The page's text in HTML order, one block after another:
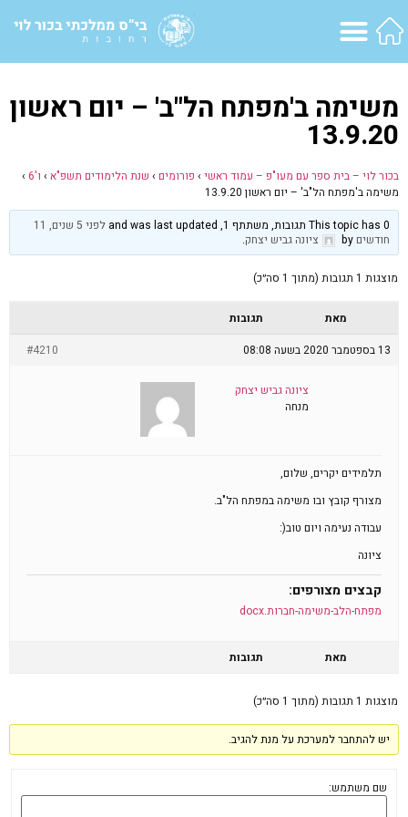
משימה ב'מפתח הל"ב' – יום ראשון
13.9.20
בכור לוי – בית ספר עם מעו"פ – עמוד ראשי › פורומים › שנת הלימודים תשפ"א › ו'6
›
משימה ב'מפתח הל"ב' – יום ראשון 13.9.20
This topic has 0 תגובות, משתתף 1, and was last updated
לפני 5 שנים, 11
חודשים by ציונה גביש יצחק.
מוצגות 1 תגובות (מתוך 1 סה״כ)
מאת
תגובות
13 בספטמבר 2020 בשעה 08:08
#4210
ציונה גביש יצחק
מנחה
תלמידים יקרים, שלום,
מצורף קובץ ובו משימה במפתח הל"ב.
עבודה נעימה ויום טוב(:
ציונה
קבצים מצורפים:
מפתח-הלב-משימה-חברות.docx
מאת תגובות
מוצגות 1 תגובות (מתוך 1 סה״כ)
יש להתחבר למערכת על מנת להגיב.
שם משתמש: